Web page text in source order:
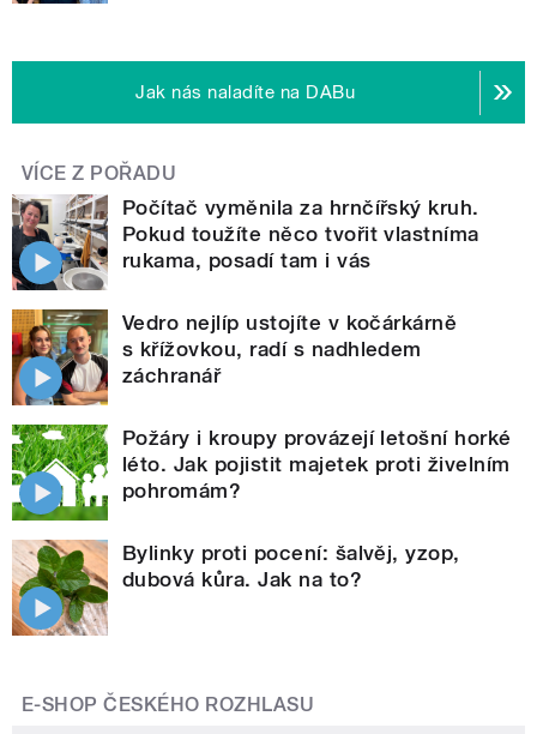
Jak nás naladíte na DABu
VÍCE Z POŘADU
Počítač vyměnila za hrnčířský kruh.
Pokud toužíte něco tvořit vlastníma
rukama, posadí tam i vás
Vedro nejlíp ustojíte v kočárkárně
s křížovkou, radí s nadhledem
záchranář
Požáry i kroupy provázejí letošní horké
léto. Jak pojistit majetek proti živelním
pohromám?
Bylinky proti pocení: šalvěj, yzop,
dubová kůra. Jak na to?
E-SHOP ČESKÉHO ROZHLASU